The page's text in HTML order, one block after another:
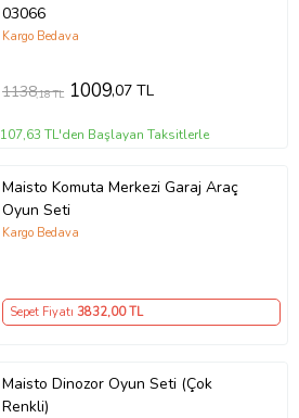
03066
Kargo Bedava
1138,18 TL 1009,07 TL
107,63 TL'den Başlayan Taksitlerle
Maisto Komuta Merkezi Garaj Araç
Oyun Seti
Kargo Bedava
Sepet Fiyatı 3832,00 TL
Maisto Dinozor Oyun Seti (Çok
Renkli)